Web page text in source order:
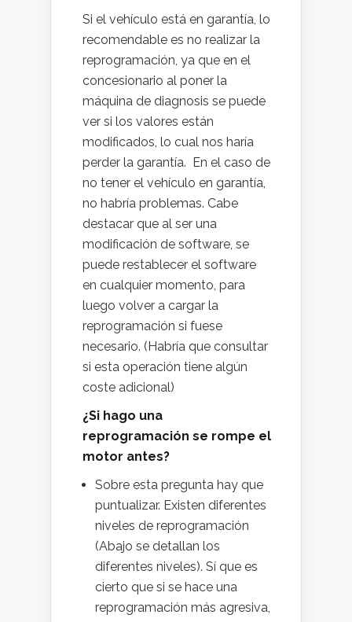
Si el vehículo está en garantía, lo
recomendable es no realizar la
reprogramación, ya que en el
concesionario al poner la
máquina de diagnosis se puede
ver si los valores están
modificados, lo cual nos haría
perder la garantía. En el caso de
no tener el vehículo en garantía,
no habría problemas. Cabe
destacar que al ser una
modificación de software, se
puede restablecer el software
en cualquier momento, para
luego volver a cargar la
reprogramación si fuese
necesario. (Habría que consultar
si esta operación tiene algún
coste adicional)
¿Si hago una
reprogramación se rompe el
motor antes?
Sobre esta pregunta hay que
puntualizar. Existen diferentes
niveles de reprogramación
(Abajo se detallan los
diferentes niveles). Sí que es
cierto que si se hace una
reprogramación más agresiva,